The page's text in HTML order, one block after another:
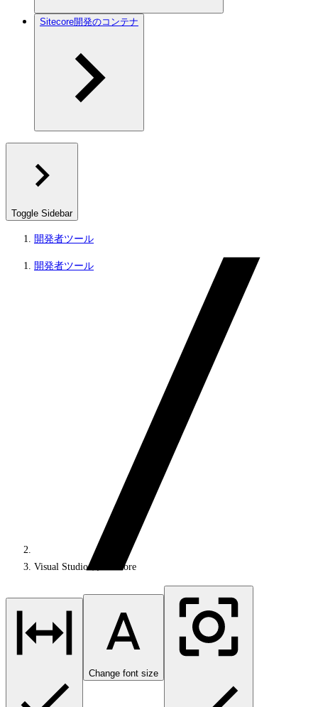
Sitecore開発のコンテナ
Toggle Sidebar
開発者ツール
開発者ツール
Visual Studio の Sitecore
Change font size